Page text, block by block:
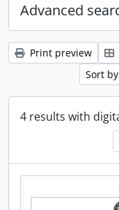
Advanced
Print preview
Sort
4 results with